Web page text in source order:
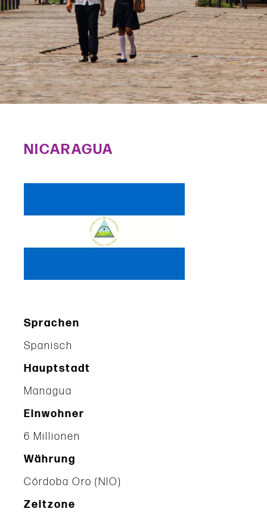
NICARAGUA
Sprachen
Spanisch
Hauptstadt
Managua
Einwohner
6 Millionen
Währung
Córdoba Oro (NIO)
Zeitzone